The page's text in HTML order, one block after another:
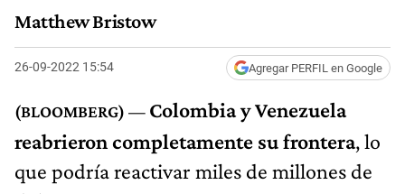
Matthew Bristow
26-09-2022 15:54 Agregar PERFIL en Google
Colombia y Venezuela
reabrieron completamente su frontera, lo
que podría reactivar miles de millones de